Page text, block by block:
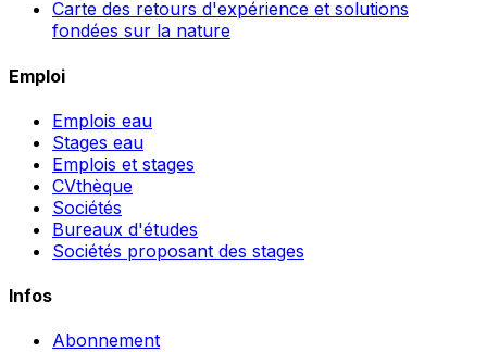
Carte des retours d'expérience et solutions
fondées sur la nature
Emploi
Emplois eau
Stages eau
Emplois et stages
CVthèque
Sociétés
Bureaux d'études
Sociétés proposant des stages
Infos
Abonnement